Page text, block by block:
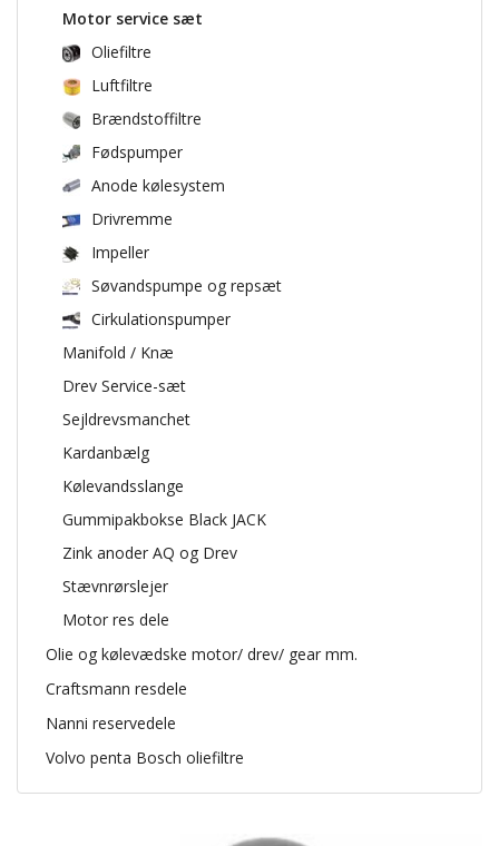
Motor service sæt
Oliefiltre
Luftfiltre
Brændstoffiltre
Fødspumper
Anode kølesystem
Drivremme
Impeller
Søvandspumpe og repsæt
Cirkulationspumper
Manifold / Knæ
Drev Service-sæt
Sejldrevsmanchet
Kardanbælg
Kølevandsslange
Gummipakbokse Black JACK
Zink anoder AQ og Drev
Stævnrørslejer
Motor res dele
Olie og kølevædske motor/ drev/ gear mm.
Craftsmann resdele
Nanni reservedele
Volvo penta Bosch oliefiltre